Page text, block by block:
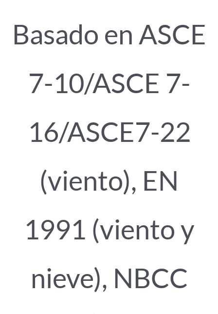
Basado en ASCE
7-10/ASCE 7-
16/ASCE7-22
(viento), EN
1991 (viento y
nieve), NBCC